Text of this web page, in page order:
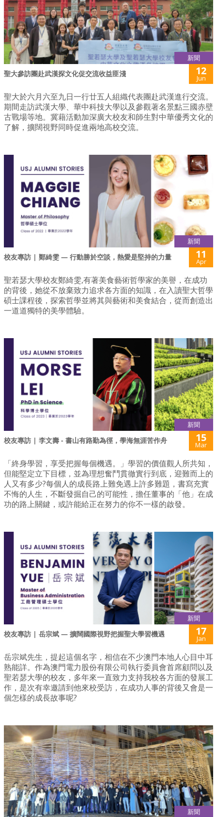
新聞
聖大參訪團赴武漢探文化促交流收益匪淺 12
Jun
聖大於六月六至九日一行廿五人組織代表團赴武漢進行交流。
期間走訪武漢大學、華中科技大學以及參觀著名景點三國赤壁
古戰場等地。冀藉活動加深廣大校友和師生對中華優秀文化的
了解，擴闊視野同時促進兩地高校交流。
新聞
校友專訪 | 鄭綺雯 — 行動勝於空談，熱愛是堅持的力量 11
Apr
聖若瑟大學校友鄭綺雯,有著美食藝術哲學家的美譽，在成功
的背後，她從不放棄致力追求各方面的知識，在入讀聖大哲學
碩士課程後，探索哲學並將其與藝術和美食結合，從而創造出
一道道獨特的美學體驗。
新聞
校友專訪 | 李文壽 - 書山有路勤為徑，學海無涯苦作舟 15
Mar
「終身學習，享受把握每個機遇。」學習的價值觀人所共知，
但能堅定立下目標，並為理想奮鬥貫徹實行到底，迎難而上的
人又有多少?每個人的成長路上難免遇上許多難題，書寫充實
不悔的人生，不斷發掘自己的可能性，擔任董事的「他」在成
功的路上關鍵，或許能給正在努力的你不一樣的啟發。
新聞
校友專訪 | 岳宗斌 — 擴闊國際視野把握聖大學習機遇 17
Jan
岳宗斌先生，提起這個名字，相信在不少澳門本地人心目中耳
熟能詳。作為澳門電力股份有限公司執行委員會首席顧問以及
聖若瑟大學的校友，多年來一直致力支持我校各方面的發展工
作，是次有幸邀請到他來校受訪，在成功人事的背後又會是一
個怎樣的成長故事呢?
新聞